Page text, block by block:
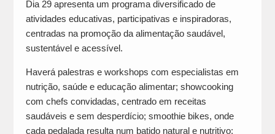
Dia 29 apresenta um programa diversificado de
atividades educativas, participativas e inspiradoras,
centradas na promoção da alimentação saudável,
sustentável e acessível.
Haverá palestras e workshops com especialistas em
nutrição, saúde e educação alimentar; showcooking
com chefs convidadas, centrado em receitas
saudáveis e sem desperdício; smoothie bikes, onde
cada pedalada resulta num batido natural e nutritivo;